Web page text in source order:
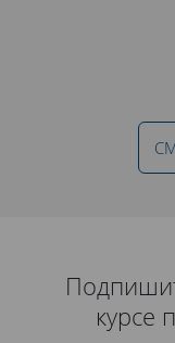
курсе